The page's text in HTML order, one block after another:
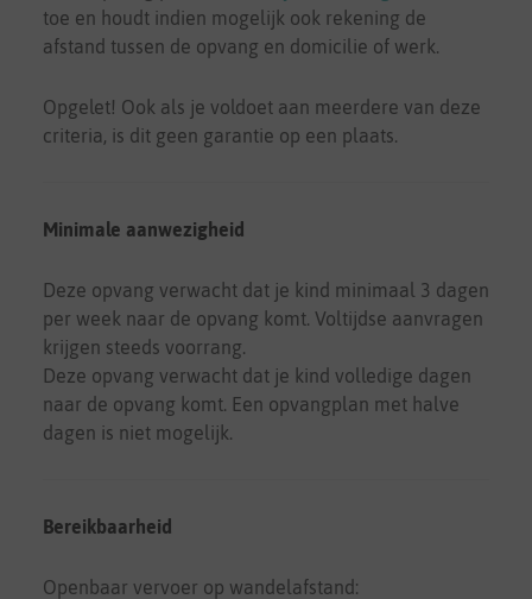
toe en houdt indien mogelijk ook rekening de
afstand tussen de opvang en domicilie of werk.
Opgelet! Ook als je voldoet aan meerdere van deze
criteria, is dit geen garantie op een plaats.
Minimale aanwezigheid
Deze opvang verwacht dat je kind minimaal 3 dagen
per week naar de opvang komt. Voltijdse aanvragen
krijgen steeds voorrang.
Deze opvang verwacht dat je kind volledige dagen
naar de opvang komt. Een opvangplan met halve
dagen is niet mogelijk.
Bereikbaarheid
Openbaar vervoer op wandelafstand: